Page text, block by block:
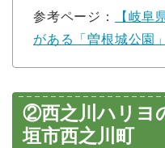
参考ページ：
【岐阜
がある「曽根城公園」
②西之川ハリヨ
垣市西之川町